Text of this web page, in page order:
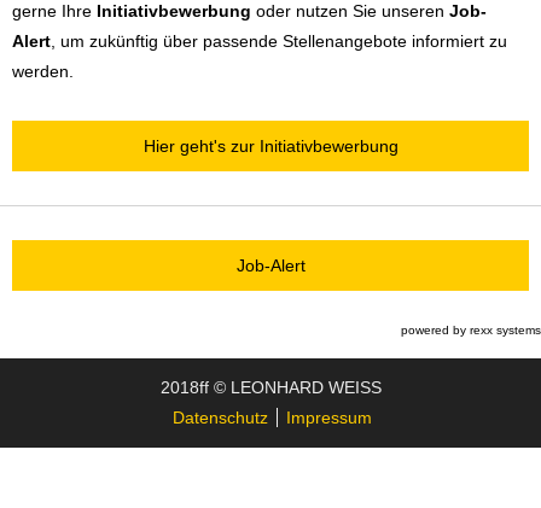
gerne Ihre Initiativbewerbung oder nutzen Sie unseren Job-
Alert , um zukünftig über passende Stellenangebote informiert zu
werden.
Hier geht's zur Initiativbewerbung
Job-Alert
powered by rexx systems
2018ff © LEONHARD WEISS
Datenschutz
Impressum